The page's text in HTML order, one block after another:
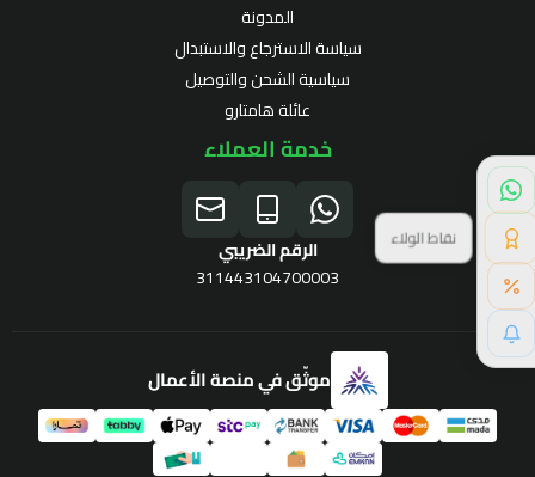
المدونة
سياسة الاسترجاع والاستبدال
سياسية الشحن والتوصيل
عائلة هامتارو
خدمة العملاء
الرقم الضريبي
311443104700003
موثّق في منصة الأعمالبرنامج الولاء
نقاط الولاء